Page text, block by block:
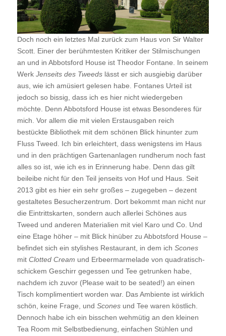
Doch noch ein letztes Mal zurück zum Haus von Sir Walter
Scott. Einer der berühmtesten Kritiker der Stilmischungen
an und in Abbotsford House ist Theodor Fontane. In seinem
Werk Jenseits des Tweedslässt er sich ausgiebig darüber
aus, wie ich amüsiert gelesen habe. Fontanes Urteil ist
jedoch so bissig, dass ich es hier nicht wiedergeben
möchte. Denn Abbotsford House ist etwas Besonderes für
mich. Vor allem die mit vielen Erstausgaben reich
bestückte Bibliothek mit dem schönen Blick hinunter zum
Fluss Tweed. Ich bin erleichtert, dass wenigstens im Haus
und in den prächtigen Gartenanlagen rundherum noch fast
alles so ist, wie ich es in Erinnerung habe. Denn das gilt
beileibe nicht für den Teil jenseits von Hof und Haus. Seit
2013 gibt es hier ein sehr großes – zugegeben – dezent
gestaltetes Besucherzentrum. Dort bekommt man nicht nur
die Eintrittskarten, sondern auch allerlei Schönes aus
Tweed und anderen Materialien mit viel Karo und Co. Und
eine Etage höher – mit Blick hinüber zu Abbotsford House –
befindet sich ein stylishes Restaurant, in dem ich Scones
mit Clotted Cream und Erbeermarmelade von quadratisch-
schickem Geschirr gegessen und Tee getrunken habe,
nachdem ich zuvor (Please wait to be seated!) an einen
Tisch komplimentiert worden war. Das Ambiente ist wirklich
schön, keine Frage, und Sconesund Tee waren köstlich.
Dennoch habe ich ein bisschen wehmütig an den kleinen
Tea Room mit Selbstbedienung, einfachen Stühlen und